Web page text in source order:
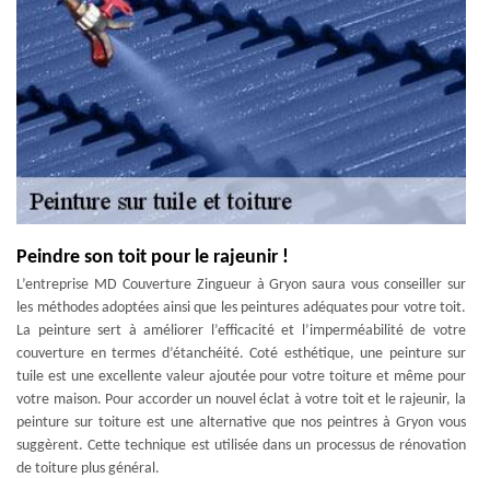
Peindre son toit pour le rajeunir !
L’entreprise MD Couverture Zingueur à Gryon saura vous conseiller sur
les méthodes adoptées ainsi que les peintures adéquates pour votre toit.
La peinture sert à améliorer l’efficacité et l’imperméabilité de votre
couverture en termes d’étanchéité. Coté esthétique, une peinture sur
tuile est une excellente valeur ajoutée pour votre toiture et même pour
votre maison. Pour accorder un nouvel éclat à votre toit et le rajeunir, la
peinture sur toiture est une alternative que nos peintres à Gryon vous
suggèrent. Cette technique est utilisée dans un processus de rénovation
de toiture plus général.